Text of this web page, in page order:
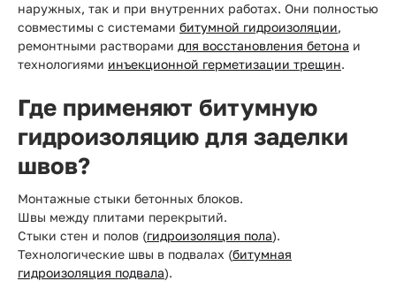
наружных, так и при внутренних работах. Они полностью
совместимы с системами битумной гидроизоляции,
ремонтными растворами для восстановления бетона и
технологиями инъекционной герметизации трещин.
Где применяют битумную
гидроизоляцию для заделки
швов?
Монтажные стыки бетонных блоков.
Швы между плитами перекрытий.
Стыки стен и полов (гидроизоляция пола).
Технологические швы в подвалах (битумная
гидроизоляция подвала).